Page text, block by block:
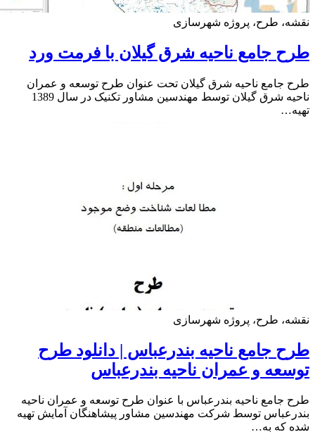
طرح، پروژه شهرسازی
جامع ناحیه شرق گیلان با فرمت ورد
جامع ناحیه شرق گیلان تحت عنوان طرح توسعه و عمران
ناحیه شرق گیلان توسط مهندسین مشاور تکنیک در سال 1389
طرح، پروژه شهرسازی
جامع ناحیه بندرعباس | دانلود طرح
و عمران ناحیه بندرعباس
جامع ناحیه بندرعباس با عنوان طرح توسعه و عمران ناحیه
توسط شرکت مهندسین مشاور پیشاهنگان آمایش تهیه
که به…